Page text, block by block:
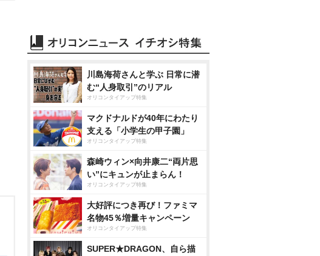
川島海荷さんと学ぶ 日常に潜
む“人身取引”のリアル
オリコンタイアップ特集
マクドナルドが40年にわたり
支える「小学生の甲子園」
オリコンタイアップ特集
森崎ウィン×向井康二“両片思
い”にキュンが止まらん！
オリコンタイアップ特集
大好評につき再び！ファミマ
名物45％増量キャンペーン
オリコンタイアップ特集
SUPER★DRAGON、自ら描